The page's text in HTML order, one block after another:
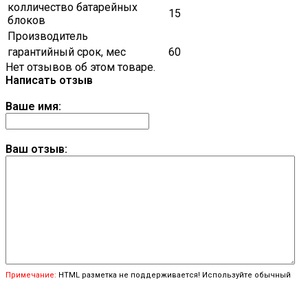
колличество батарейных
блоков
15
Производитель
гарантийный срок, мес
60
Нет отзывов об этом товаре.
Написать отзыв
Ваше имя:
Ваш отзыв:
Примечание: HTML разметка не поддерживается! Используйте обычный